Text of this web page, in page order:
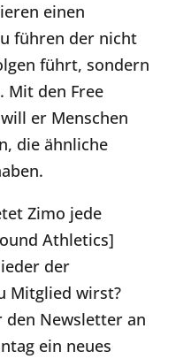
einen
führen der nicht
führt, sondern
Mit den Free
er Menschen
die ähnliche
Zimo jede
Athletics]
der
Mitglied wirst?
den Newsletter an
ein neues